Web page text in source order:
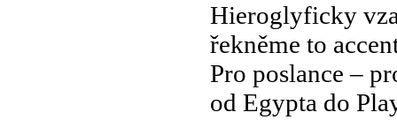
Hieroglyficky
řekněme to
Pro poslance –
od Egypta do